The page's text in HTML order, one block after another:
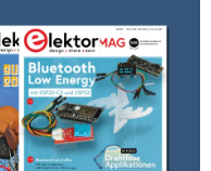
ce seront
et pas des
comme les
Et que les